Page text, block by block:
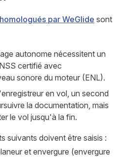
par WeGlide sont
autonome nécessitent un
certifié avec
sonore du moteur (ENL).
en vol, un second
la documentation, mais
le vol jusqu'à la fin.
suivants doivent être saisis :
et envergure (envergure